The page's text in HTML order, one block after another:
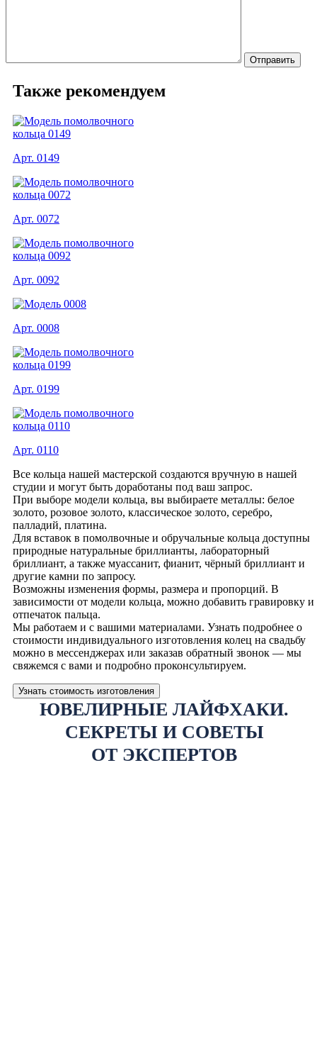
Также рекомендуем
Арт. 0149
Арт. 0072
Арт. 0092
Арт. 0008
Арт. 0199
Арт. 0110
Все кольца нашей мастерской создаются вручную в нашей
студии и могут быть доработаны под ваш запрос.
При выборе модели кольца, вы выбираете металлы: белое
золото, розовое золото, классическое золото, серебро,
палладий, платина.
Для вставок в помолвочные и обручальные кольца доступны
природные натуральные бриллианты, лабораторный
бриллиант, а также муассанит, фианит, чёрный бриллиант и
другие камни по запросу.
Возможны изменения формы, размера и пропорций. В
зависимости от модели кольца, можно добавить гравировку и
отпечаток пальца.
Мы работаем и с вашими материалами. Узнать подробнее о
стоимости индивидуального изготовления колец на свадьбу
можно в мессенджерах или заказав обратный звонок — мы
свяжемся с вами и подробно проконсультируем.
Узнать стоимость изготовления
ЮВЕЛИРНЫЕ ЛАЙФХАКИ.
СЕКРЕТЫ И СОВЕТЫ
ОТ ЭКСПЕРТОВ